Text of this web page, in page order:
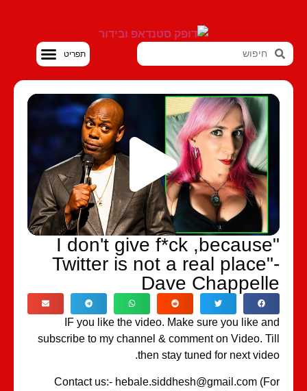
"I don't give f*ck ,because
Twitter is not a real
Dave
IF you like the video. Make sure you like
subscribe to my channel & comment on Video.
then stay tuned for next
Contact us:- hebale.siddhesh@gmail.com